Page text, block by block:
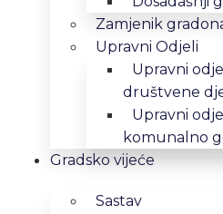
Zamjenik
Upravni Odjeli
Upravni
društvene
Upravni
komunalno
Gradsko vijeće
Sastav